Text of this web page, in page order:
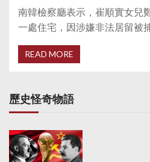
南韓檢察廳表示，崔順實女兒
一處住宅，因涉嫌非法居留被
READ MORE
歷史怪奇物語